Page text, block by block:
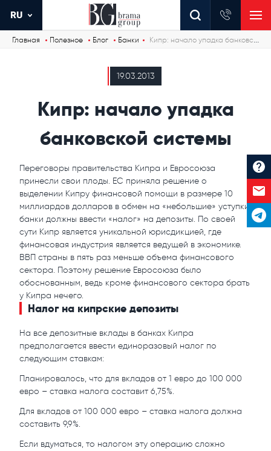
RU
Главная Полезное Блог Банки Кипр: начало упадка банковской системы
19.03.2013
Кипр: начало упадка
банковской системы
Переговоры правительства Кипра и Евросоюза
принесли свои плоды. ЕС приняла решение о
выделении Кипру финансовой помощи в размере 10
миллиардов долларов в обмен на «небольшие» уступки:
банки должны ввести «налог» на депозиты. По своей
сути Кипр является уникальной юрисдикцией, где
финансовая индустрия является ведущей в экономике.
ВВП страны в пять раз меньше объема финансового
сектора. Поэтому решение Евросоюза было
обоснованным, ведь кроме финансового сектора брать
у Кипра нечего.
Налог на кипрские депозиты
На все депозитные вклады в банках Кипра
предполагается ввести единоразовый налог по
следующим ставкам:
Планировалось, что для вкладов от 1 евро до 100 000
евро – ставка налога составит 6,75%.
Для вкладов от 100 000 евро – ставка налога должна
составить 9,9%.
Если вдуматься, то налогом эту операцию сложно